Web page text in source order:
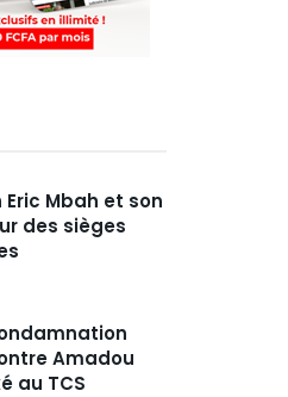
Eric Mbah et son
des sièges
Amadou
au TCS